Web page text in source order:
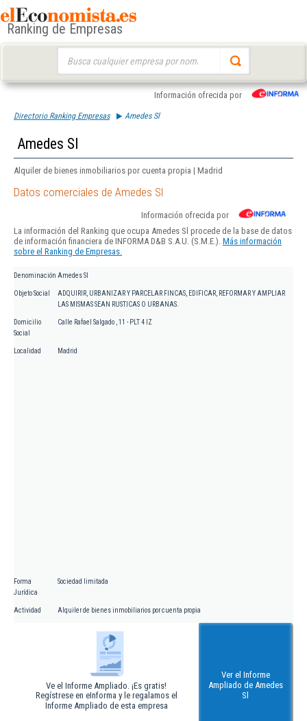
Ranking de Empresas
Información ofrecida por
Directorio Ranking Empresas Amedes Sl
Amedes Sl
Alquiler de bienes inmobiliarios por cuenta propia | Madrid
Datos comerciales de Amedes Sl
Información ofrecida por
La información del Ranking que ocupa Amedes Sl procede de la base de datos
de información financiera de INFORMA D&B S.A.U. (S.M.E.). Más información
sobre el Ranking de Empresas.
Denominación Amedes Sl
Objeto Social
ADQUIRIR, URBANIZAR Y PARCELAR FINCAS, EDIFICAR, REFORMAR Y AMPLIAR
LAS MISMAS SEAN RUSTICAS O URBANAS.
Domicilio
Social
Calle Rafael Salgado , 11 - PLT 4 IZ
Localidad Madrid
Forma
Jurídica
Sociedad limitada
Actividad Alquiler de bienes inmobiliarios por cuenta propia
Ve el Informe Ampliado. ¡Es gratis!
Regístrese en eInforma y le regalamos el
Informe Ampliado de esta empresa
Ver el Informe
Ampliado de Amedes
Sl